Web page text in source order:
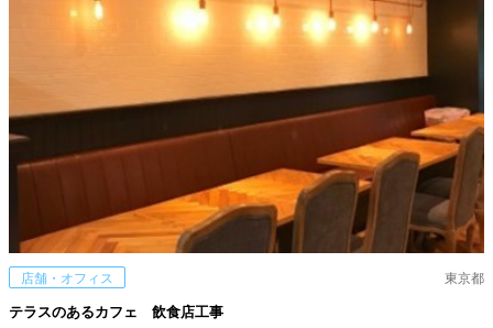
店舗・オフィス 東京都
テラスのあるカフェ 飲食店工事